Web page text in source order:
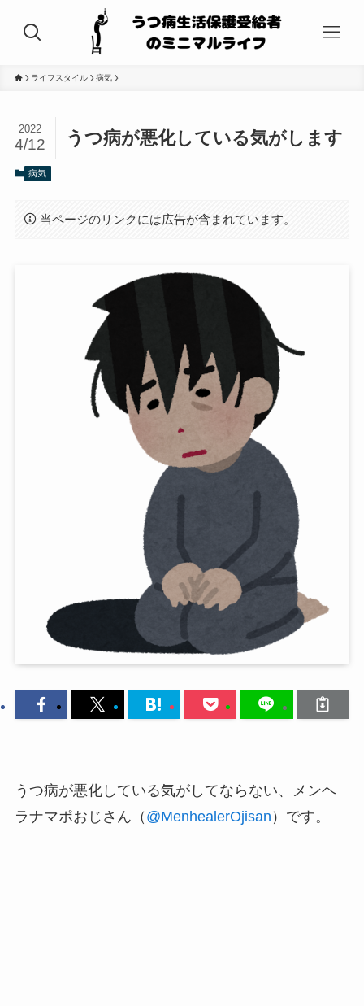
ライフスタイル 病気
うつ病が悪化している気がします
2022
4/12
病気
当ページのリンクには広告が含まれています。
うつ病が悪化している気がしてならない、メンヘ
ラナマポおじさん（ @MenhealerOjisan ）です。